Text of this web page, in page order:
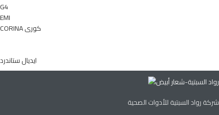
G4
EMI
CORINA كورى
ايديال ستاندرد
شركة رواد السبتية للأدوات الصحية